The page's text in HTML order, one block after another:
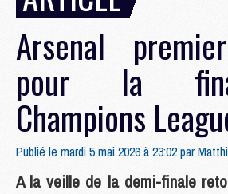
Arsenal
pour la
Champions
Publié le mardi 5 mai 2026 à 23:02 par
A la veille de la demi-finale